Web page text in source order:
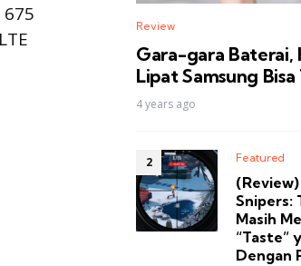
Review
Gara-gara Baterai,
Lipat Samsung
4 years ago
Featured
Snipers:
Masih
“Taste”
Dengan